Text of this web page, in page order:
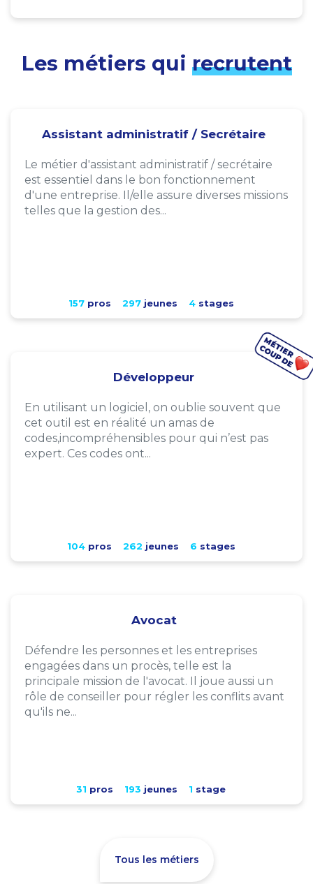
Les métiers qui recrutent
Assistant administratif / Secrétaire
Le métier d'assistant administratif / secrétaire
est essentiel dans le bon fonctionnement
d'une entreprise. Il/elle assure diverses missions
telles que la gestion des...
157pros 297jeunes 4stages
Développeur
En utilisant un logiciel, on oublie souvent que
cet outil est en réalité un amas de
codes,incompréhensibles pour qui n’est pas
expert. Ces codes ont...
104pros 262 jeunes 6 stages
Avocat
Défendre les personnes et les entreprises
engagées dans un procès, telle est la
principale mission de l'avocat. Il joue aussi un
rôle de conseiller pour régler les conflits avant
qu'ils ne...
31 pros 193 jeunes 1 stage
Tous les métiers